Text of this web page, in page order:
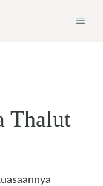
Thalut